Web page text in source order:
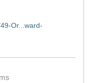
Or...ward-